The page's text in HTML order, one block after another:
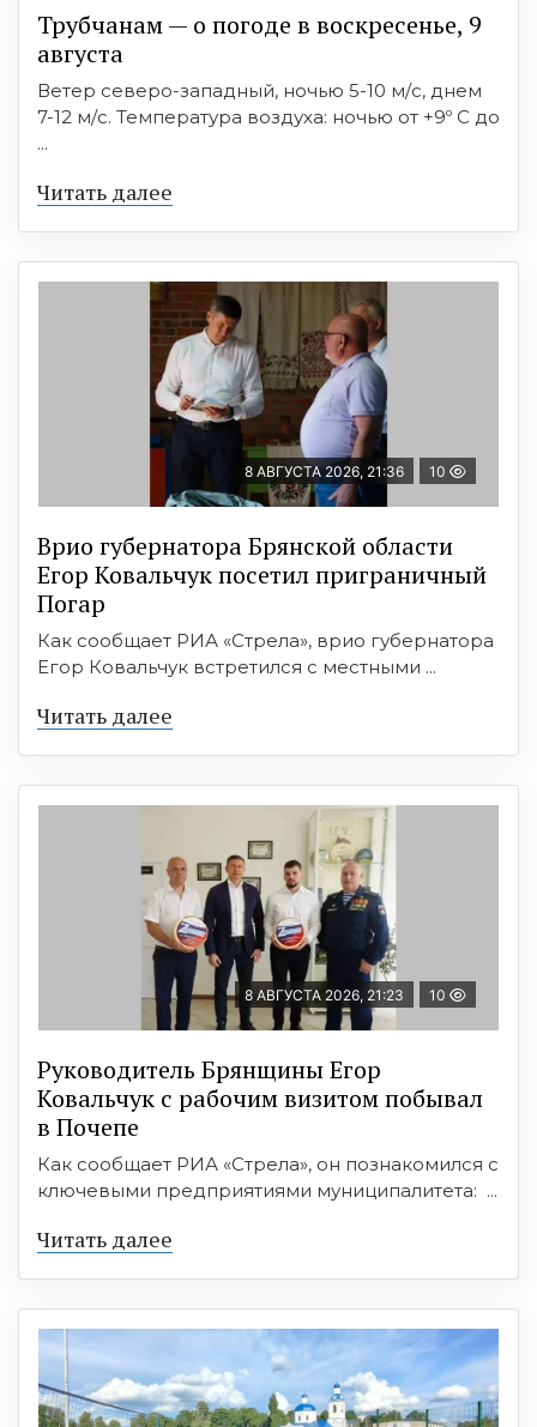
Трубчанам — о погоде в воскресенье, 9
августа
Ветер северо-западный, ночью 5-10 м/с, днем
7-12 м/с. Температура воздуха: ночью от +9º C до
...
Читать далее
8 АВГУСТА 2026, 21:36 10
Врио губернатора Брянской области
Егор Ковальчук посетил приграничный
Погар
Как сообщает РИА «Стрела», врио губернатора
Егор Ковальчук встретился с местными ...
Читать далее
8 АВГУСТА 2026, 21:23 10
Руководитель Брянщины Егор
Ковальчук с рабочим визитом побывал
в Почепе
Как сообщает РИА «Стрела», он познакомился с
ключевыми предприятиями муниципалитета: ...
Читать далее